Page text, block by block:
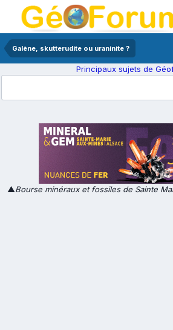
Galène, skutterudite ou uraninite ?
Principaux sujets de
▲Bourse minéraux et fossiles de Sainte